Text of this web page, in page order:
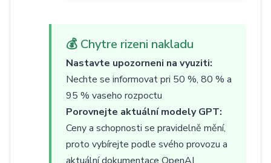
💰 Chytre rizeni nakladu
Nastavte upozorneni na vyuziti:
Nechte se informovat pri 50 %, 80 % a
95 % vaseho rozpoctu
Porovnejte aktuální modely GPT:
Ceny a schopnosti se pravidelně mění,
proto vybírejte podle svého provozu a